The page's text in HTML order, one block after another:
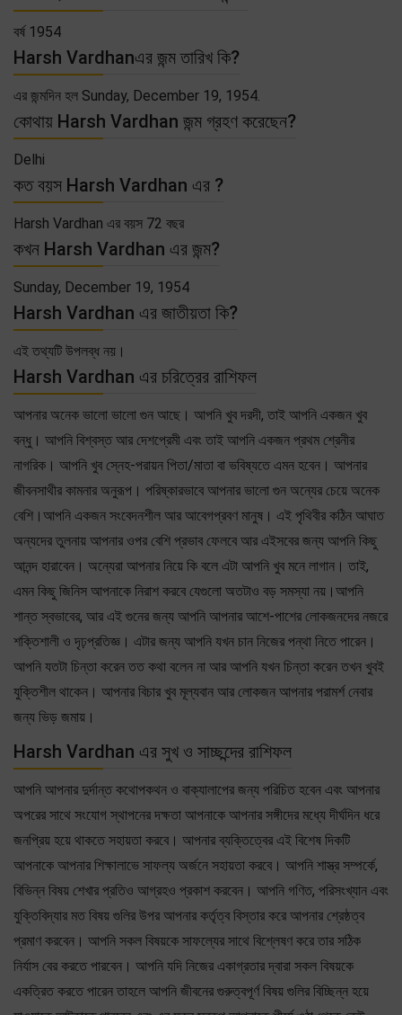
বর্ষ 1954
Harsh Vardhanএর জন্ম তারিখ কি?
এর জন্মদিন হল Sunday, December 19, 1954.
কোথায় Harsh Vardhan জন্ম গ্রহণ করেছেন?
Delhi
কত বয়স Harsh Vardhan এর ?
Harsh Vardhan এর বয়স 72 বছর
কখন Harsh Vardhan এর জন্ম?
Sunday, December 19, 1954
Harsh Vardhan এর জাতীয়তা কি?
এই তথ্যটি উপলব্ধ নয়।
Harsh Vardhan এর চরিত্রের রাশিফল
আপনার অনেক ভালো ভালো গুন আছে। আপনি খুব দরদী, তাই আপনি একজন খুব
বন্ধু। আপনি বিশ্বস্ত আর দেশপ্রেমী এবং তাই আপনি একজন প্রথম শ্রেনীর
নাগরিক। আপনি খুব স্নেহ-পরায়ন পিতা/মাতা বা ভবিষ্যতে এমন হবেন। আপনার
জীবনসাথীর কামনার অনুরূপ। পরিষ্কারভাবে আপনার ভালো গুন অন্যের চেয়ে অনেক
বেশি।আপনি একজন সংবেদনশীল আর আবেগপ্রবণ মানুষ। এই পৃথিবীর কঠিন আঘাত
অন্যদের তুলনায় আপনার ওপর বেশি প্রভাব ফেলবে আর এইসবের জন্য আপনি কিছু
আনন্দ হারাবেন। অন্যেরা আপনার নিয়ে কি বলে এটা আপনি খুব মনে লাগান। তাই,
এমন কিছু জিনিস আপনাকে নিরাশ করবে যেগুলো অতটাও বড় সমস্যা নয়।আপনি
শান্ত স্বভাবের, আর এই গুনের জন্য আপনি আপনার আশে-পাশের লোকজনদের নজরে
শক্তিশালী ও দৃঢ়প্রতিজ্ঞ। এটার জন্য আপনি যখন চান নিজের পন্থা নিতে পারেন।
আপনি যতটা চিন্তা করেন তত কথা বলেন না আর আপনি যখন চিন্তা করেন তখন খুবই
যুক্তিশীল থাকেন। আপনার বিচার খুব মূল্যবান আর লোকজন আপনার পরামর্শ নেবার
জন্য ভিড় জমায়।
Harsh Vardhan এর সুখ ও সাচ্ছন্দের রাশিফল
আপনি আপনার দুর্দান্ত কথোপকথন ও বাক্যালাপের জন্য পরিচিত হবেন এবং আপনার
অপরের সাথে সংযোগ স্থাপনের দক্ষতা আপনাকে আপনার সঙ্গীদের মধ্যে দীর্ঘদিন ধরে
জনপ্রিয় হয়ে থাকতে সহায়তা করবে। আপনার ব্যক্তিত্বের এই বিশেষ দিকটি
আপনাকে আপনার শিক্ষালাভে সাফল্য অর্জনে সহায়তা করবে। আপনি শাস্ত্র সম্পর্কে,
বিভিন্ন বিষয় শেখার প্রতিও আগ্রহও প্রকাশ করবেন। আপনি গণিত, পরিসংখ্যান এবং
যুক্তিবিদ্যার মত বিষয় গুলির উপর আপনার কর্তৃত্ব বিস্তার করে আপনার শ্রেষ্ঠত্ব
প্রমাণ করবেন। আপনি সকল বিষয়কে সাফল্যের সাথে বিশ্লেষণ করে তার সঠিক
নির্যাস বের করতে পারবেন। আপনি যদি নিজের একাগ্রতার দ্বারা সকল বিষয়কে
একত্রিত করতে পারেন তাহলে আপনি জীবনের গুরুত্বপূর্ণ বিষয় গুলির বিচ্ছিন্ন হয়ে